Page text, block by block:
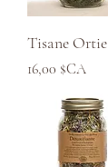
Tisane Ortie
Prix
16,00 $CA